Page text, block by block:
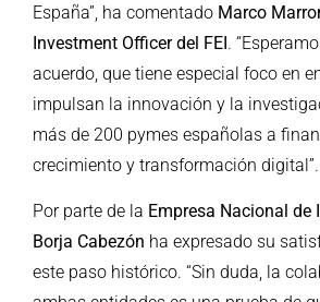
España”, ha comentado Marco
Investment Officer del FEI.
acuerdo, que tiene especial foco en
impulsan la innovación y la
más de 200 pymes españolas a
crecimiento y transformación digital”.
Por parte de la Empresa Nacional de
Borja Cabezón ha expresado su
este paso histórico. “Sin duda, la